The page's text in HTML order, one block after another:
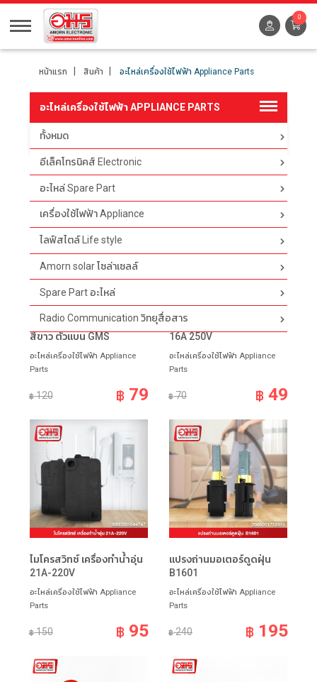
0
หน้าแรก สินค้า อะไหล่เครื่องใช้ไฟฟ้า Appliance Parts
อะไหล่เครื่องใช้ไฟฟ้า APPLIANCE PARTS
ทั้งหมด
อีเล็คโทรนิคส์ Electronic
อะไหล่ Spare Part
เครื่องใช้ไฟฟ้า Appliance
ไลฟ์สไตล์ Life style
Amorn solar โซล่าเซลล์
Spare Part อะไหล่
Radio Communication วิทยุสื่อสาร
ตัวกรอง
เซ็นเซอร์เครื่องทำน้ำอุ่นสาย
สีขาว ตัวแบน GMS
อะไหล่เครื่องใช้ไฟฟ้า Appliance
Parts
฿120 ฿ 79
ไมโครสวิทซ์ เครื่องทำน้ำอุ่น
16A 250V
อะไหล่เครื่องใช้ไฟฟ้า Appliance
Parts
฿70 ฿ 49
ไมโครสวิทช์ เครื่องทำน้ำอุ่น
21A-220V
อะไหล่เครื่องใช้ไฟฟ้า Appliance
Parts
฿150 ฿ 95
แปรงถ่านมอเตอร์ดูดฝุ่น
B1601
อะไหล่เครื่องใช้ไฟฟ้า Appliance
Parts
฿240 ฿ 195